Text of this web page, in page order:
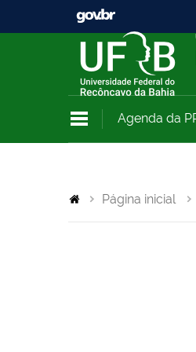
Agenda da
Página inicial